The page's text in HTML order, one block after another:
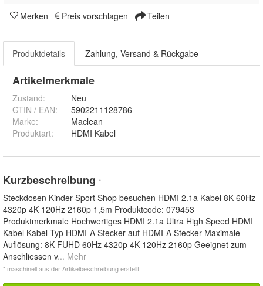
Merken Preis vorschlagen Teilen
Produktdetails Zahlung, Versand & Rückgabe
Artikelmerkmale
Zustand:
Neu
GTIN / EAN:
5902211128786
Marke:
Maclean
Produktart: HDMI Kabel
Kurzbeschreibung *
Steckdosen Kinder Sport Shop besuchen HDMI 2.1a Kabel 8K 60Hz
4320p 4K 120Hz 2160p 1,5m Produktcode: 079453
Produktmerkmale Hochwertiges HDMI 2.1a Ultra High Speed HDMI
Kabel Kabel Typ HDMI-A Stecker auf HDMI-A Stecker Maximale
Auflösung: 8K FUHD 60Hz 4320p 4K 120Hz 2160p Geeignet zum
Anschliessen v... Mehr
* maschinell aus der Artikelbeschreibung erstellt